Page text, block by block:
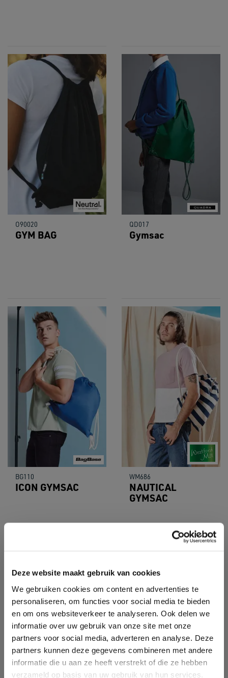
Deze website maakt gebruik van cookies
We gebruiken cookies om content en advertenties te
personaliseren, om functies voor social media te bieden
en om ons websiteverkeer te analyseren. Ook delen we
informatie over uw gebruik van onze site met onze
partners voor social media, adverteren en analyse. Deze
partners kunnen deze gegevens combineren met andere
informatie die u aan ze heeft verstrekt of die ze hebben
verzameld op basis van uw gebruik van hun services.
O90020
GYM BAG
QD017
Gymsac
BG110
ICON GYMSAC
WM686
NAUTICAL
GYMSAC